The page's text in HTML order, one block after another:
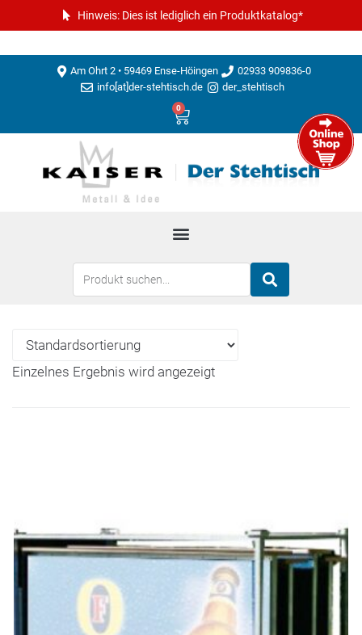
Hinweis: Dies ist lediglich ein Produktkatalog*
Am Ohrt 2 • 59469 Ense-Höingen
02933 909836-0
info[at]der-stehtisch.de
der_stehtisch
0
Einzelnes Ergebnis wird angezeigt